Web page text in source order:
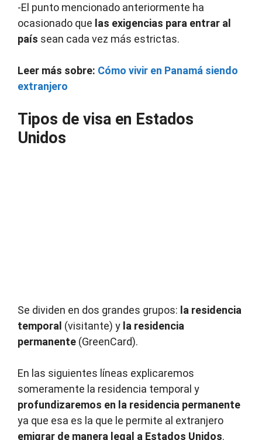
-El punto mencionado anteriormente ha
ocasionado que las exigencias para entrar al
país sean cada vez más estrictas.
Leer más sobre: Cómo vivir en Panamá siendo
extranjero
Tipos de visa en Estados
Unidos
Se dividen en dos grandes grupos: la residencia
temporal (visitante) y la residencia
permanente (GreenCard).
En las siguientes líneas explicaremos
someramente la residencia temporal y
profundizaremos en la residencia permanente
ya que esa es la que le permite al extranjero
emigrar de manera legal a Estados Unidos.